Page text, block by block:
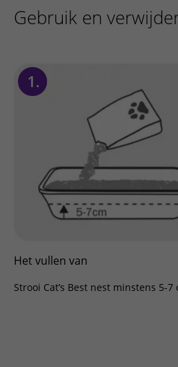
Gebruik en
Het vullen van
Strooi Cat’s Best nest minstens 5-7